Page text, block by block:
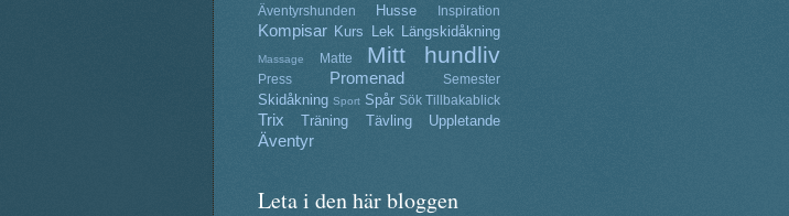
Äventyrshunden
Husse Inspiration
Kompisar Kurs Lek Längskidåkning
Massage Matte Mitt hundliv
Press Promenad Semester
Skidåkning Sport Spår Sök Tillbakablick
Trix Träning Tävling Uppletande
Äventyr
Leta i den här bloggen